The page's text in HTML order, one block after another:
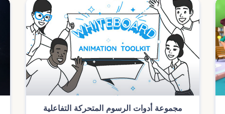
مجموعة أدوات الرسوم المتحركة التفاعلية